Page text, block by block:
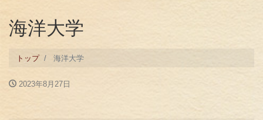
海洋大学
トップ 海洋大学
2023年8月27日